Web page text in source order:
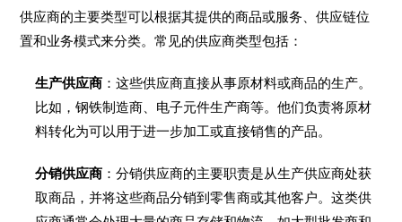
供应商的主要类型可以根据其提供的商品或服务、供应链位
置和业务模式来分类。常见的供应商类型包括：
生产供应商 ：这些供应商直接从事原材料或商品的生产。
比如，钢铁制造商、电子元件生产商等。他们负责将原材
料转化为可以用于进一步加工或直接销售的产品。
分销供应商 ：分销供应商的主要职责是从生产供应商处获
取商品，并将这些商品分销到零售商或其他客户。这类供